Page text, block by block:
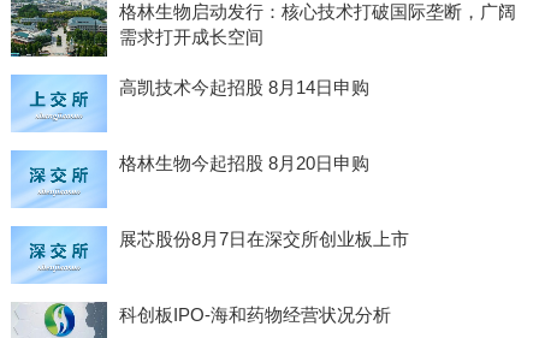
格林生物启动发行：核心技术打破国际垄断，广阔
需求打开成长空间
高凯技术今起招股 8月14日申购
格林生物今起招股 8月20日申购
展芯股份8月7日在深交所创业板上市
科创板IPO-海和药物经营状况分析